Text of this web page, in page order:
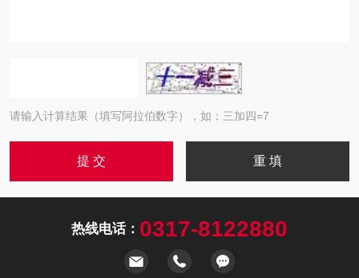
请输入计算结果（填写阿拉伯数字），如：三加四=7
热线电话： 0317-8122880